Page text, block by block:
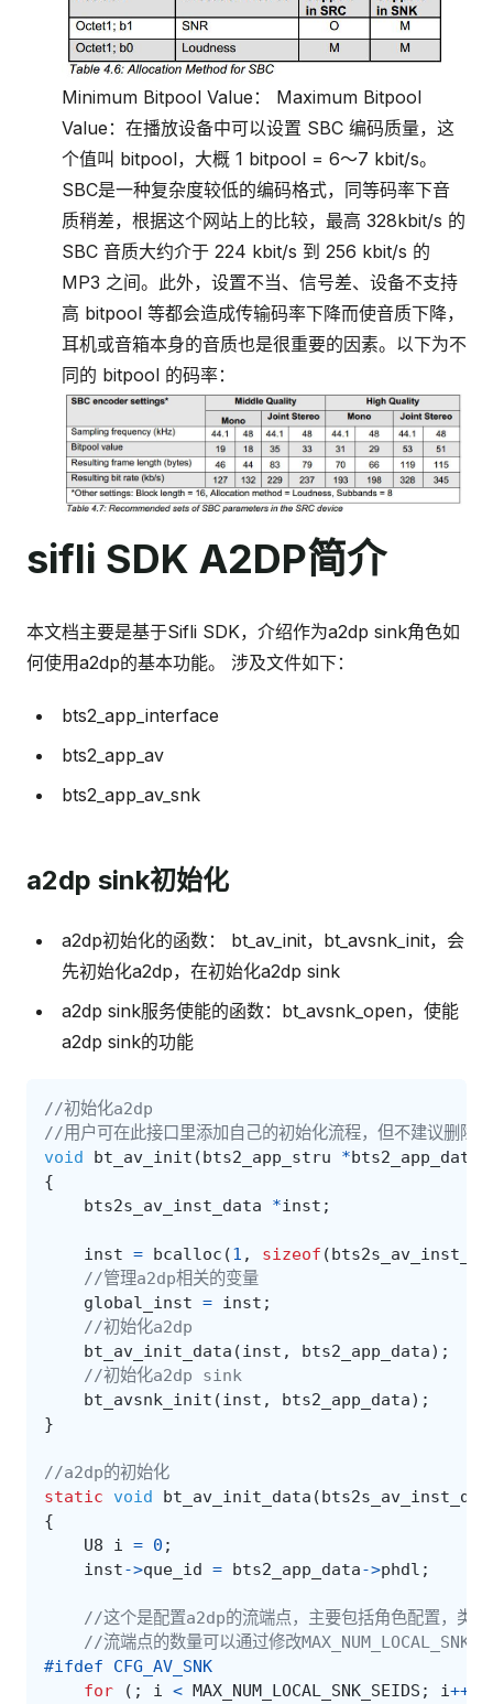
Minimum Bitpool Value： Maximum Bitpool
Value：在播放设备中可以设置 SBC 编码质量，这
个值叫 bitpool，大概 1 bitpool = 6～7 kbit/s。
SBC是一种复杂度较低的编码格式，同等码率下音
质稍差，根据这个网站上的比较，最高 328kbit/s 的
SBC 音质大约介于 224 kbit/s 到 256 kbit/s 的
MP3 之间。此外，设置不当、信号差、设备不支持
高 bitpool 等都会造成传输码率下降而使音质下降，
耳机或音箱本身的音质也是很重要的因素。以下为不
同的 bitpool 的码率：
sifli SDK A2DP简介
本文档主要是基于Sifli SDK，介绍作为a2dp sink角色如
何使用a2dp的基本功能。 涉及文件如下：
bts2_app_interface
bts2_app_av
bts2_app_av_snk
a2dp sink初始化
a2dp初始化的函数： bt_av_init，bt_avsnk_init，会
先初始化a2dp，在初始化a2dp sink
a2dp sink服务使能的函数：bt_avsnk_open，使能
a2dp sink的功能
//初始化a2dp
//用户可在此接口里添加自己的初始化流程，但不建议删除
void
bt_av_init ( bts2_app_stru *bts2_app_data
{
bts2s_av_inst_data
*inst ;
inst = bcalloc (1 , sizeof (
//管理a2dp相关的变量
global_inst = inst ;
//初始化a2dp
bt_av_init_data (inst , bts2_app_data);
//初始化a2dp sink
bt_avsnk_init (inst , bts2_app_data);
}
//a2dp的初始化
static
void bt_av_init_data (
{
U8
i = 0 ;
inst->que_id = bts2_app_data->phdl ;
//这个是配置a2dp的流端点，主要包括角色配置，类型
//流端点的数量可以通过修改
#ifdef CFG_AV_SNK
for
(; i < MAX_NUM_LOCAL_SNK_SEIDS ; i++